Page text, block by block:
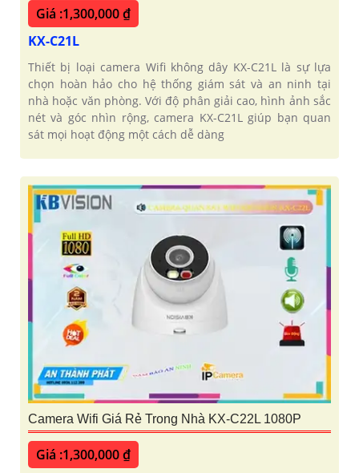
Giá :1,300,000 ₫
KX-C21L
Thiết bị loại camera Wifi không dây KX-C21L là sự lựa
chọn hoàn hảo cho hệ thống giám sát và an ninh tại
nhà hoặc văn phòng. Với độ phân giải cao, hình ảnh sắc
nét và góc nhìn rộng, camera KX-C21L giúp bạn quan
sát mọi hoạt động một cách dễ dàng
Camera Wifi Giá Rẻ Trong Nhà KX-C22L 1080P
Giá :1,300,000 ₫